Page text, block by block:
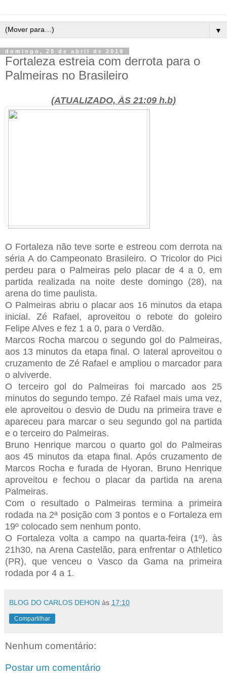
▼
domingo, 28 de abril de 2019
Fortaleza estreia com derrota para o
Palmeiras no Brasileiro
(ATUALIZADO, ÀS 21:09 h.b)
O Fortaleza não teve sorte e estreou com derrota na
séria A do Campeonato Brasileiro. O Tricolor do Pici
perdeu para o Palmeiras pelo placar de 4 a 0, em
partida realizada na noite deste domingo (28), na
arena do time paulista.
O Palmeiras abriu o placar aos 16 minutos da etapa
inicial. Zé Rafael, aproveitou o rebote do goleiro
Felipe Alves e fez 1 a 0, para o Verdão.
Marcos Rocha marcou o segundo gol do Palmeiras,
aos 13 minutos da etapa final. O lateral aproveitou o
cruzamento de Zé Rafael e ampliou o marcador para
o alviverde.
O terceiro gol do Palmeiras foi marcado aos 25
minutos do segundo tempo. Zé Rafael mais uma vez,
ele aproveitou o desvio de Dudu na primeira trave e
apareceu para marcar o seu segundo gol na partida
e o terceiro do Palmeiras.
Bruno Henrique marcou o quarto gol do Palmeiras
aos 45 minutos da etapa final. Após cruzamento de
Marcos Rocha e furada de Hyoran, Bruno Henrique
aproveitou e fechou o placar da partida na arena
Palmeiras.
Com o resultado o Palmeiras termina a primeira
rodada na 2ª posição com 3 pontos e o Fortaleza em
19º colocado sem nenhum ponto.
O Fortaleza volta a campo na quarta-feira (1º), às
21h30, na Arena Castelão, para enfrentar o Athletico
(PR), que venceu o Vasco da Gama na primeira
rodada por 4 a 1.
BLOG DO CARLOS DEHON às 17:10
Compartilhar
Nenhum comentário:
Postar um comentário